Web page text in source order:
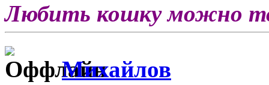
Любить кошку можно
Михайлов